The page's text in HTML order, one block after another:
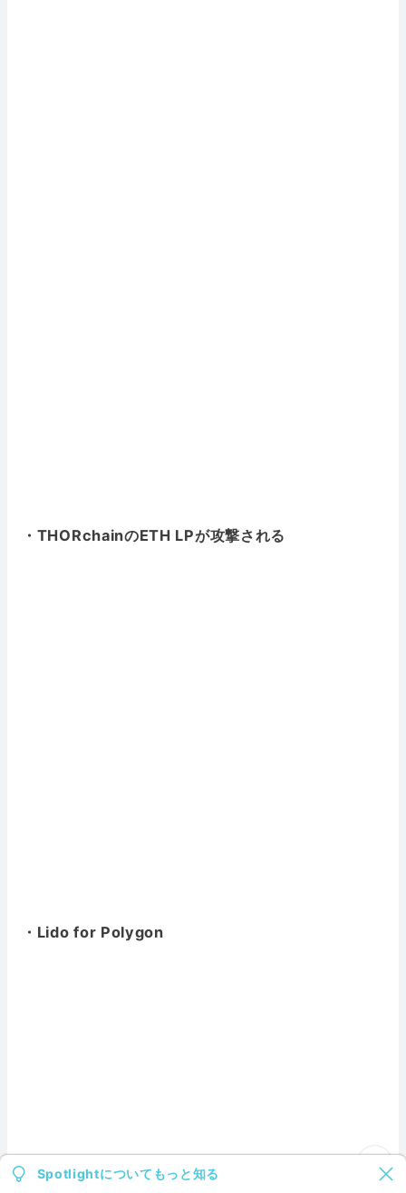
Spotlightについてもっと知る
・THORchainのETH LPが攻撃される
・Lido for Polygon